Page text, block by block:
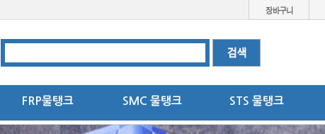
FRP물탱크 SMC 물탱크 STS 물탱크